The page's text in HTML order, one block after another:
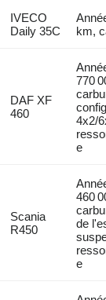
IVECO
Daily 35C
km,
DAF XF
460
770
4x2/
e
Scania
R450
460
de
e